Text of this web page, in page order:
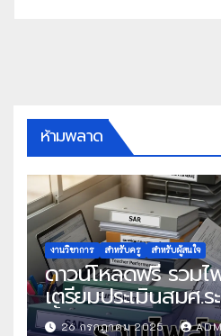
ห้ามพลาด
งานวิชาการ สำหรับครู สำหรับผู้สนใจ
ดาวน์โหลดฟรี รวมไ
เตรียมประเมินสมศ.
พื้นฐาน
26 กรกฎาคม 2025